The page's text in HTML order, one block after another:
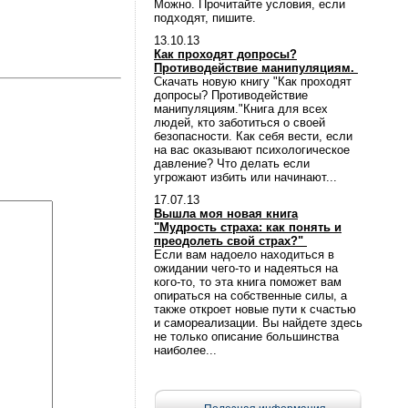
Можно. Прочитайте условия, если
подходят, пишите.
13.10.13
Как проходят допросы?
Противодействие манипуляциям.
Скачать новую книгу "Как проходят
допросы? Противодействие
манипуляциям."Книга для всех
людей, кто заботиться о своей
безопасности. Как себя вести, если
на вас оказывают психологическое
давление? Что делать если
угрожают избить или начинают...
17.07.13
Вышла моя новая книга
"Мудрость страха: как понять и
преодолеть свой страх?"
Если вам надоело находиться в
ожидании чего-то и надеяться на
кого-то, то эта книга поможет вам
опираться на собственные силы, а
также откроет новые пути к счастью
и самореализации. Вы найдете здесь
не только описание большинства
наиболее...